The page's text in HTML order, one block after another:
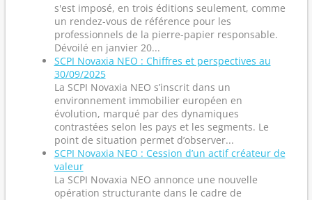
s'est imposé, en trois éditions seulement, comme
un rendez-vous de référence pour les
professionnels de la pierre-papier responsable.
Dévoilé en janvier 20...
SCPI Novaxia NEO : Chiffres et perspectives au
30/09/2025
La SCPI Novaxia NEO s’inscrit dans un
environnement immobilier européen en
évolution, marqué par des dynamiques
contrastées selon les pays et les segments. Le
point de situation permet d’observer...
SCPI Novaxia NEO : Cession d’un actif créateur de
valeur
La SCPI Novaxia NEO annonce une nouvelle
opération structurante dans le cadre de